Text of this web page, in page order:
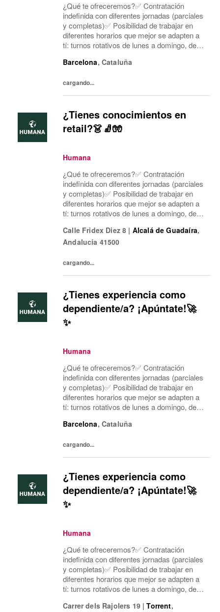
¿Qué te ofreceremos?✅ Contratación
indefinida con diferentes jornadas (parciales
y completas)✅ Posibilidad de trabajar en
diferentes horarios que mejor se adapten a
tí: turnos rotativos de lunes a domingo, de
laboral en cinco días a la semana y dos días
Barcelona, Cataluña
cargando...
¿Tienes conocimientos en
retail?👗🧦🧤
Humana
¿Qué te ofreceremos?✅ Contratación
indefinida con diferentes jornadas (parciales
y completas)✅ Posibilidad de trabajar en
diferentes horarios que mejor se adapten a
tí: turnos rotativos de lunes a domingo, de
laboral en cinco días a la semana y dos días
mí...
Calle Fridex Diez 8 | Alcalá de Guadaíra,
Andalucía 41500
cargando...
¿Tienes experiencia como
dependiente/a? ¡Apúntate!🚀
✨
Humana
¿Qué te ofreceremos?✅ Contratación
indefinida con diferentes jornadas (parciales
y completas)✅ Posibilidad de trabajar en
diferentes horarios que mejor se adapten a
tí: turnos rotativos de lunes a domingo, de
laboral en cinco días a la semana y dos días
Barcelona, Cataluña
cargando...
¿Tienes experiencia como
dependiente/a? ¡Apúntate!🚀
✨
Humana
¿Qué te ofreceremos?✅ Contratación
indefinida con diferentes jornadas (parciales
y completas)✅ Posibilidad de trabajar en
diferentes horarios que mejor se adapten a
tí: turnos rotativos de lunes a domingo, de
laboral en cinco días a la semana y dos días
Carrer dels Rajolers 19 | Torrent,